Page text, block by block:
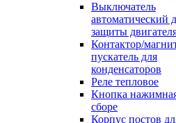
Выключатель
автоматический
защиты
Контактор/
пускатель для
конденсаторов
Реле тепловое
Кнопка
сборе
Корпус постов